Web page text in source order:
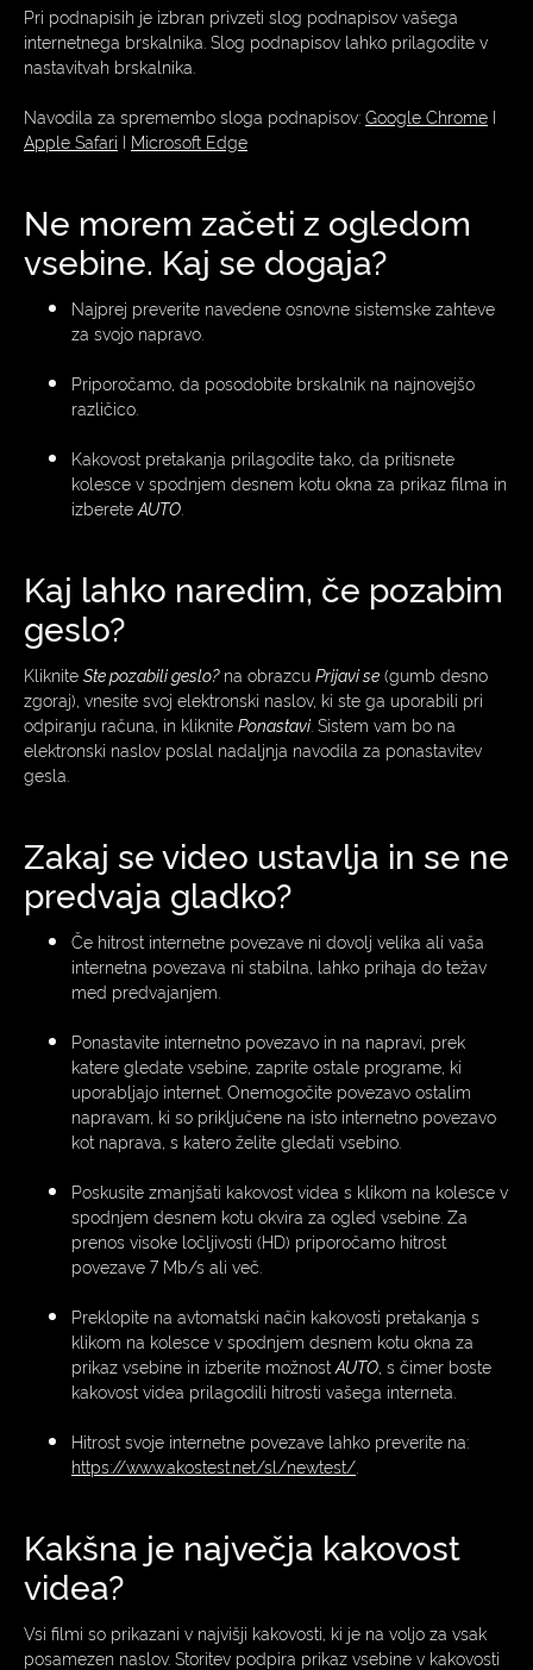
Pri podnapisih je izbran privzeti slog podnapisov vašega
internetnega brskalnika. Slog podnapisov lahko prilagodite v
nastavitvah brskalnika.
Navodila za spremembo sloga podnapisov: Google Chrome I
Apple Safari I Microsoft Edge
Ne morem začeti z ogledom
vsebine. Kaj se dogaja?
Najprej preverite navedene osnovne sistemske zahteve
za svojo napravo.
Priporočamo, da posodobite brskalnik na najnovejšo
različico.
Kakovost pretakanja prilagodite tako, da pritisnete
kolesce v spodnjem desnem kotu okna za prikaz filma in
izberete AUTO
Kaj lahko naredim, če pozabim
geslo?
Kliknite Ste pozabili geslo?na obrazcu Prijavi se (gumb desno
zgoraj), vnesite svoj elektronski naslov, ki ste ga uporabili pri
odpiranju računa, in kliknite Ponastavi. Sistem vam bo na
elektronski naslov poslal nadaljnja navodila za ponastavitev
gesla.
Zakaj se video ustavlja in se ne
predvaja gladko?
Če hitrost internetne povezave ni dovolj velika ali vaša
internetna povezava ni stabilna, lahko prihaja do težav
med predvajanjem.
Ponastavite internetno povezavo in na napravi, prek
katere gledate vsebine, zaprite ostale programe, ki
uporabljajo internet. Onemogočite povezavo ostalim
napravam, ki so priključene na isto internetno povezavo
kot naprava, s katero želite gledati vsebino.
Poskusite zmanjšati kakovost videa s klikom na kolesce v
spodnjem desnem kotu okvira za ogled vsebine. Za
prenos visoke ločljivosti (HD) priporočamo hitrost
povezave 7 Mb/s ali več.
Preklopite na avtomatski način kakovosti pretakanja s
klikom na kolesce v spodnjem desnem kotu okna za
prikaz vsebine in izberite možnost AUTO, s čimer boste
kakovost videa prilagodili hitrosti vašega interneta.
Hitrost svoje internetne povezave lahko preverite na:
https://www.akostest.net/sl/newtest/
Kakšna je največja kakovost
videa?
Vsi filmi so prikazani v najvišji kakovosti, ki je na voljo za vsak
posamezen naslov. Storitev podpira prikaz vsebine v kakovosti